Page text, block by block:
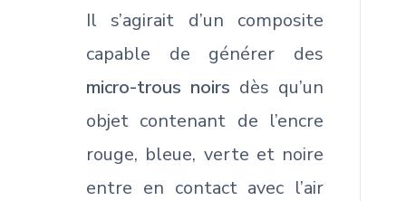
Il s’agirait d’un composite
capable de générer des
micro-trous noirs dès qu’un
objet contenant de l’encre
rouge, bleue, verte et noire
entre en contact avec l’air